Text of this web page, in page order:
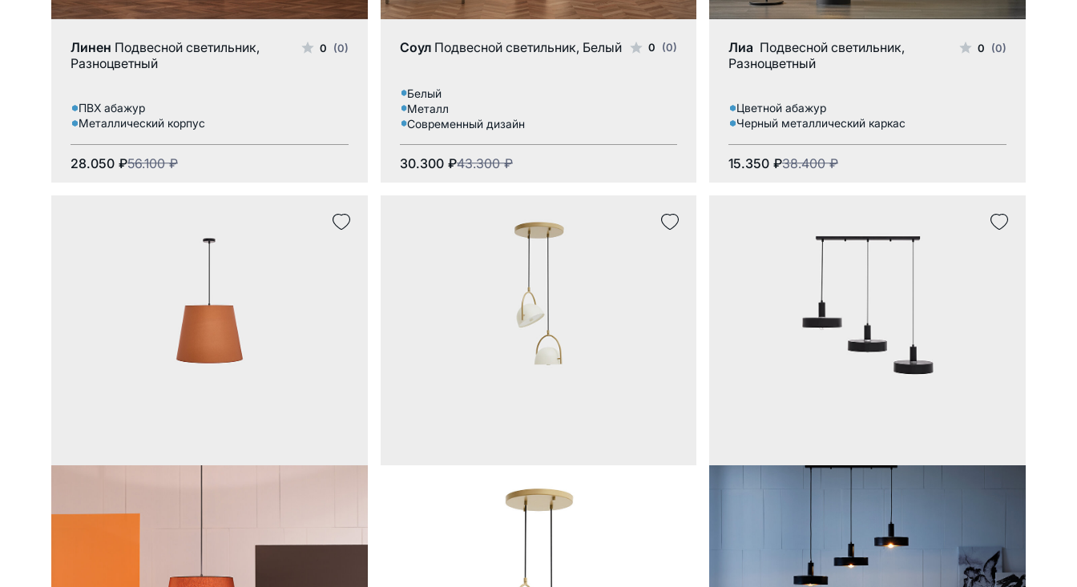
ПВХ абажур
Линен Подвесной светильник,
Разноцветный
0 (0)
ПВХ абажур
Металлический корпус
56.100 ₽
28.050 ₽
Плексигласовый абажур
Соул Подвесной светильник, Белый 0 (0)
Белый
Металл
Современный дизайн
43.300 ₽
30.300 ₽
Многоцветный
Лиа Подвесной светильник,
Разноцветный
0 (0)
Цветной абажур
Черный металлический каркас
38.400 ₽
15.350 ₽